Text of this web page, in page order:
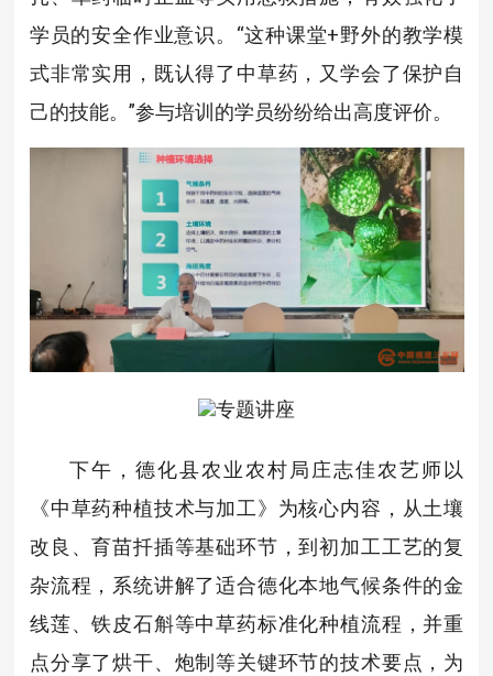
学员的安全作业意识。“这种课堂+野外的教学模
式非常实用，既认得了中草药，又学会了保护自
己的技能。”参与培训的学员纷纷给出高度评价。
专题讲座
下午，德化县农业农村局庄志佳农艺师以
《中草药种植技术与加工》为核心内容，从土壤
改良、育苗扦插等基础环节，到初加工工艺的复
杂流程，系统讲解了适合德化本地气候条件的金
线莲、铁皮石斛等中草药标准化种植流程，并重
点分享了烘干、炮制等关键环节的技术要点，为